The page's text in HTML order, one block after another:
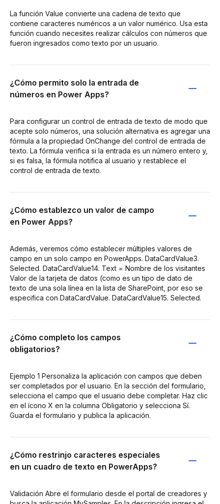
La función Value convierte una cadena de texto que
contiene caracteres numéricos a un valor numérico. Usa esta
función cuando necesites realizar cálculos con números que
fueron ingresados como texto por un usuario.
¿Cómo permito solo la entrada de
números en Power Apps?
Para configurar un control de entrada de texto de modo que
acepte solo números, una solución alternativa es agregar una
fórmula a la propiedad OnChange del control de entrada de
texto. La fórmula verifica si la entrada es un número entero y,
si es falsa, la fórmula notifica al usuario y restablece el
control de entrada de texto.
¿Cómo establezco un valor de campo
en Power Apps?
Además, veremos cómo establecer múltiples valores de
campo en un solo campo en PowerApps. DataCardValue3.
Selected. DataCardValue14. Text = Nombre de los visitantes
Valor de la tarjeta de datos (como es un tipo de dato de
texto de una sola línea en la lista de SharePoint, por eso se
especifica con DataCardValue. DataCardValue15. Selected.
¿Cómo completo los campos
obligatorios?
Ejemplo 1 Personaliza la aplicación con campos que deben
ser completados por el usuario. En la sección del formulario,
selecciona el campo que el usuario debe completar. Haz clic
en el ícono X en la columna Obligatorio y selecciona Sí.
Guarda el formulario y publica la aplicación.
¿Cómo restrinjo caracteres especiales
en un cuadro de texto en PowerApps?
Validación Abre el formulario desde el portal de creadores y